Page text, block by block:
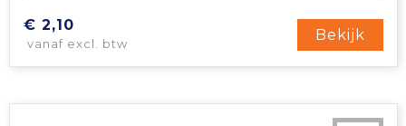
€ 2,10
vanaf excl. btw
Bekijk